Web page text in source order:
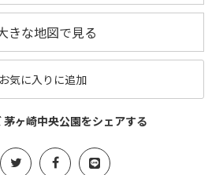
きな地図で見る
お気に入りに追加
ヶ崎中央公園をシェアする